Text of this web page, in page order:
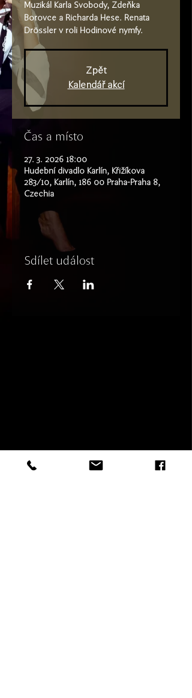
Muzikál Karla Svobody, Zdeňka
Borovce a Richarda Hese. Renata
Zpět
Kalendář akcí
Čas a místo
27. 3. 2026 18:00
Hudební divadlo Karlín, Křižíkova
283/10, Karlín, 186 00 Praha-Praha 8,
Czechia
Sdílet událost